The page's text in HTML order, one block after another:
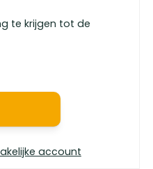
te krijgen tot de
account